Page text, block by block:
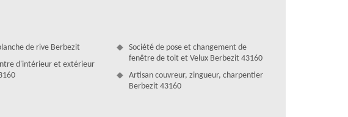
sert
prise au
de rive Berbezit
d'intérieur et extérieur
Société de pose et changement de
fenêtre de toit et Velux Berbezit 43160
Artisan couvreur, zingueur, charpentier
Berbezit 43160